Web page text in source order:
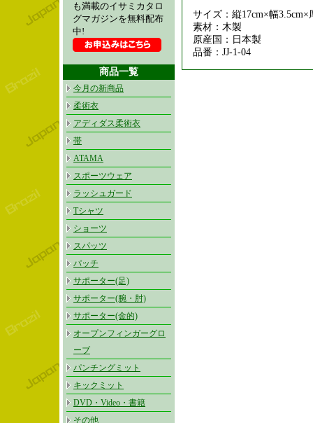
も満載のイサミカタロ
グマガジンを無料配布
中!
商品一覧
今月の新商品
柔術衣
アディダス柔術衣
帯
ATAMA
スポーツウェア
ラッシュガード
Tシャツ
ショーツ
スパッツ
パッチ
サポーター(足)
サポーター(腕・肘)
サポーター(金的)
オープンフィンガーグロ
ーブ
パンチングミット
キックミット
DVD・Video・書籍
その他
サイズ：縦17cm×幅3.5cm×
素材：木製
原産国：日本製
品番：JJ-1-04